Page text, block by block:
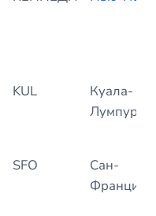
KUL
Куала-
Лумпур
SFO
Сан-